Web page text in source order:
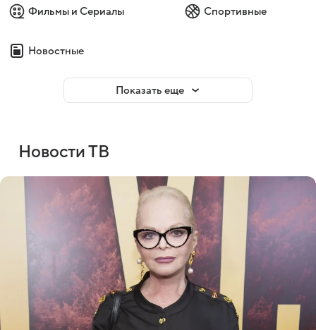
Фильмы и Сериалы Спортивные
Новостные
Показать еще
Новости ТВ